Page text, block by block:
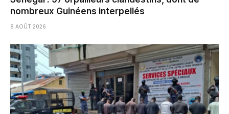
nombreux Guinéens interpellés
8 AOÛT 2026